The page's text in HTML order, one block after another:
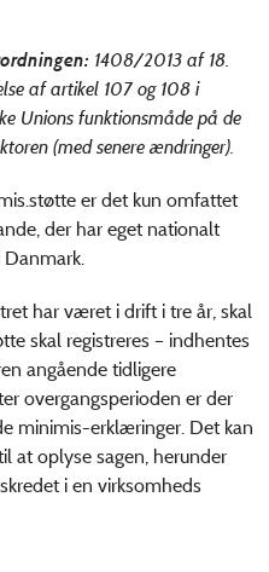
1408/2013 af 18.
af artikel 107 og 108 i
Unions funktionsmåde på de
(med senere ændringer).
er det kun omfattet
der har eget nationalt
har været i drift i tre år, skal
skal registreres – indhentes
angående tidligere
overgangsperioden er der
minimis-erklæringer. Det kan
at oplyse sagen, herunder
i en virksomheds